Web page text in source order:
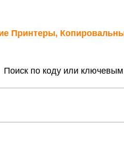
Принтеры,
Поиск по коду или